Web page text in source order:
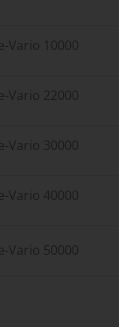
Vario 10000
Vario 22000
Vario 30000
Vario 40000
Vario 50000